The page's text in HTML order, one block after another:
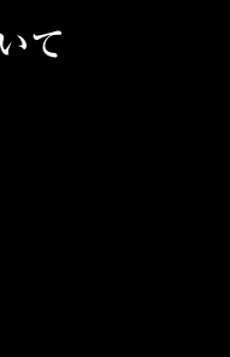
て